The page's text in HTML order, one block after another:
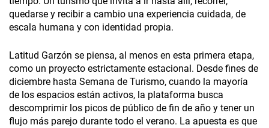
quedarse y recibir a cambio una experiencia cuidada, de
escala humana y con identidad propia.
Latitud Garzón se piensa, al menos en esta primera etapa,
como un proyecto estrictamente estacional. Desde fines de
diciembre hasta Semana de Turismo, cuando la mayoría
de los espacios están activos, la plataforma busca
descomprimir los picos de público de fin de año y tener un
flujo más parejo durante todo el verano. La apuesta es que